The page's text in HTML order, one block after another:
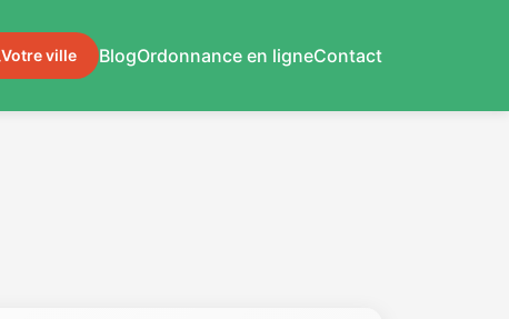
Votre ville BlogOrdonnance en ligneContact